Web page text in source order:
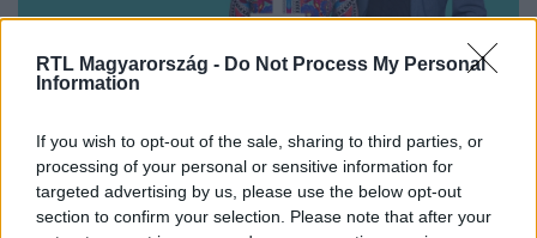
RTL Magyarország - Do Not Process My Personal
Information
If you wish to opt-out of the sale, sharing to third parties, or
processing of your personal or sensitive information for
targeted advertising by us, please use the below opt-out
section to confirm your selection. Please note that after your
Itt állítsd be, hogy az RTL.hu az elsők között